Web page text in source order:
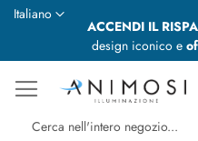
ACCENDI IL
design iconico e
Lingua
Italiano